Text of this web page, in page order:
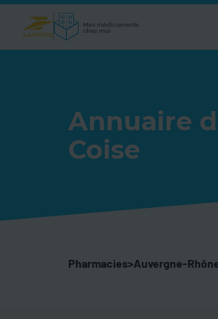
Annuaire
Coise
Pharmacies>Auvergne-